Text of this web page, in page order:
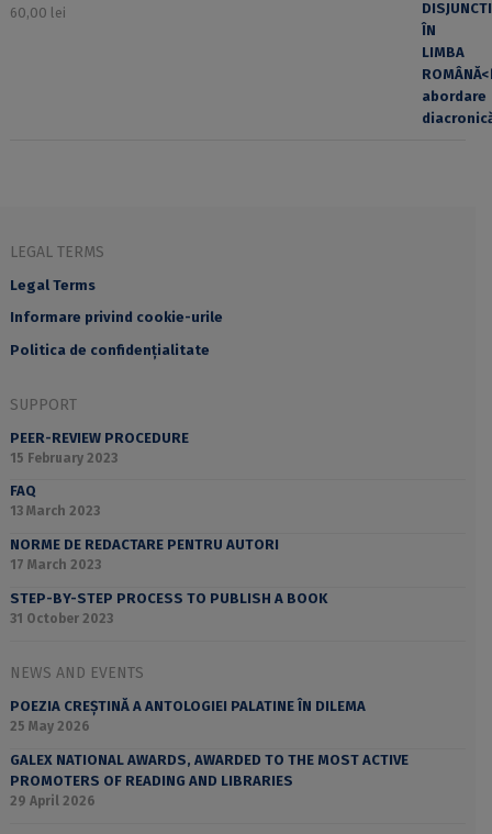
60,00 lei
LEGAL TERMS
Legal Terms
Informare privind cookie-urile
Politica de confidențialitate
SUPPORT
PEER-REVIEW PROCEDURE
15 February 2023
FAQ
13 March 2023
NORME DE REDACTARE PENTRU AUTORI
17 March 2023
STEP-BY-STEP PROCESS TO PUBLISH A BOOK
31 October 2023
NEWS AND EVENTS
POEZIA CREȘTINĂ A ANTOLOGIEI PALATINE ÎN DILEMA
25 May 2026
GALEX NATIONAL AWARDS, AWARDED TO THE MOST ACTIVE
PROMOTERS OF READING AND LIBRARIES
29 April 2026